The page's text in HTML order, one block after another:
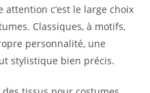
c’est le large choix
Classiques, à motifs,
personnalité, une
stylistique bien précis.